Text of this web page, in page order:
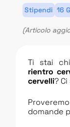
Stipendi 16
(Articolo
Ti stai
rientro
cervelli?
domande